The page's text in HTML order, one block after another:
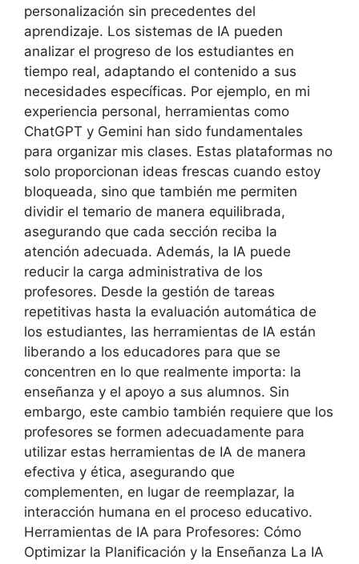
personalización sin precedentes del
aprendizaje. Los sistemas de IA pueden
analizar el progreso de los estudiantes en
tiempo real, adaptando el contenido a sus
necesidades específicas. Por ejemplo, en mi
experiencia personal, herramientas como
ChatGPT y Gemini han sido fundamentales
para organizar mis clases. Estas plataformas no
solo proporcionan ideas frescas cuando estoy
bloqueada, sino que también me permiten
dividir el temario de manera equilibrada,
asegurando que cada sección reciba la
atención adecuada. Además, la IA puede
reducir la carga administrativa de los
profesores. Desde la gestión de tareas
repetitivas hasta la evaluación automática de
los estudiantes, las herramientas de IA están
liberando a los educadores para que se
concentren en lo que realmente importa: la
enseñanza y el apoyo a sus alumnos. Sin
embargo, este cambio también requiere que los
profesores se formen adecuadamente para
utilizar estas herramientas de IA de manera
efectiva y ética, asegurando que
complementen, en lugar de reemplazar, la
interacción humana en el proceso educativo.
Herramientas de IA para Profesores: Cómo
Optimizar la Planificación y la Enseñanza La IA